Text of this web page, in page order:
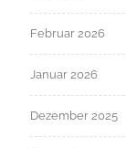
Februar 2026
Januar 2026
Dezember 2025